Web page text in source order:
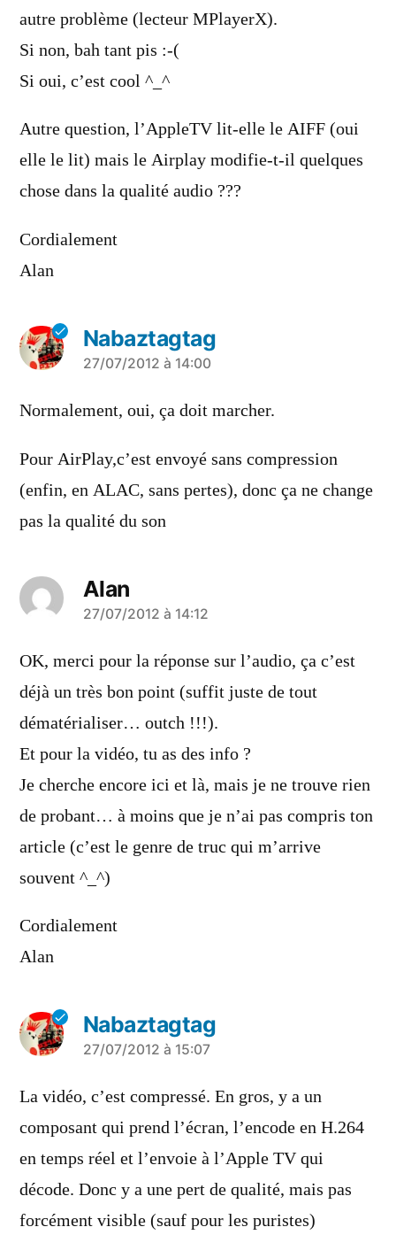
autre problème (lecteur MPlayerX).
Si non, bah tant pis :-(
Si oui, c’est cool ^_^
Autre question, l’AppleTV lit-elle le AIFF (oui
elle le lit) mais le Airplay modifie-t-il quelques
chose dans la qualité audio ???
Cordialement
Alan
Nabaztagtag
a
dit :
27/07/2012 à 14:00
Normalement, oui, ça doit marcher.
Pour AirPlay,c’est envoyé sans compression
(enfin, en ALAC, sans pertes), donc ça ne change
pas la qualité du son
Alan
a
dit :
27/07/2012 à 14:12
OK, merci pour la réponse sur l’audio, ça c’est
déjà un très bon point (suffit juste de tout
dématérialiser… outch !!!).
Et pour la vidéo, tu as des info ?
Je cherche encore ici et là, mais je ne trouve rien
de probant… à moins que je n’ai pas compris ton
article (c’est le genre de truc qui m’arrive
souvent ^_^)
Cordialement
Alan
Nabaztagtag
a
dit :
27/07/2012 à 15:07
La vidéo, c’est compressé. En gros, y a un
composant qui prend l’écran, l’encode en H.264
en temps réel et l’envoie à l’Apple TV qui
décode. Donc y a une pert de qualité, mais pas
forcément visible (sauf pour les puristes)